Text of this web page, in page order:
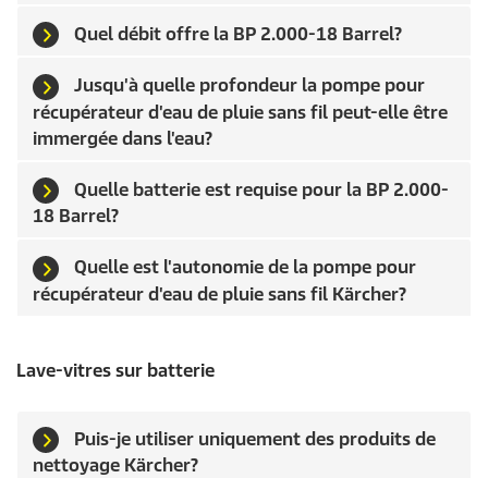
Quel débit offre la BP 2.000-18 Barrel?
Jusqu'à quelle profondeur la pompe pour
récupérateur d'eau de pluie sans fil peut-elle être
immergée dans l'eau?
Quelle batterie est requise pour la BP 2.000-
18 Barrel?
Quelle est l'autonomie de la pompe pour
récupérateur d'eau de pluie sans fil Kärcher?
Lave-vitres sur batterie
Puis-je utiliser uniquement des produits de
nettoyage Kärcher?